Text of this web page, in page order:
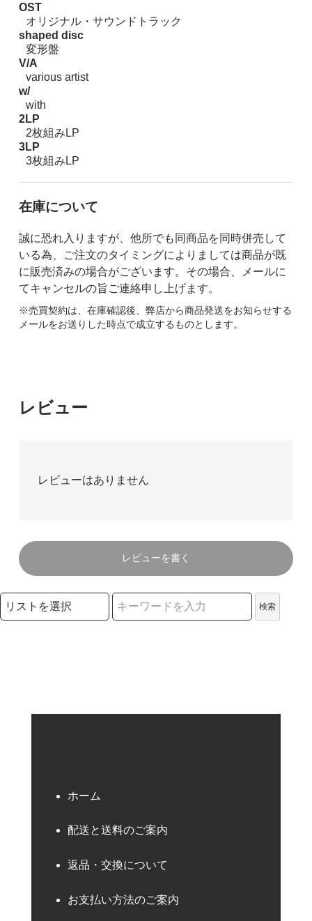
OST
オリジナル・サウンドトラック
shaped disc
変形盤
V/A
various artist
w/
with
2LP
2枚組みLP
3LP
3枚組みLP
在庫について
誠に恐れ入りますが、他所でも同商品を同時併売して
いる為、ご注文のタイミングによりましては商品が既
に販売済みの場合がございます。その場合、メールに
てキャンセルの旨ご連絡申し上げます。
※売買契約は、在庫確認後、弊店から商品発送をお知らせする
メールをお送りした時点で成立するものとします。
レビュー
レビューはありません
レビューを書く
検索リストの選択
検索
ホーム
配送と送料のご案内
返品・交換について
お支払い方法のご案内